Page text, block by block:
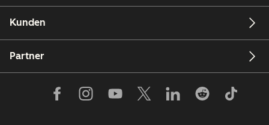
Kunden
Partner